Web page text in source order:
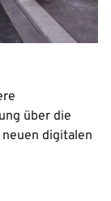
über die
digitalen